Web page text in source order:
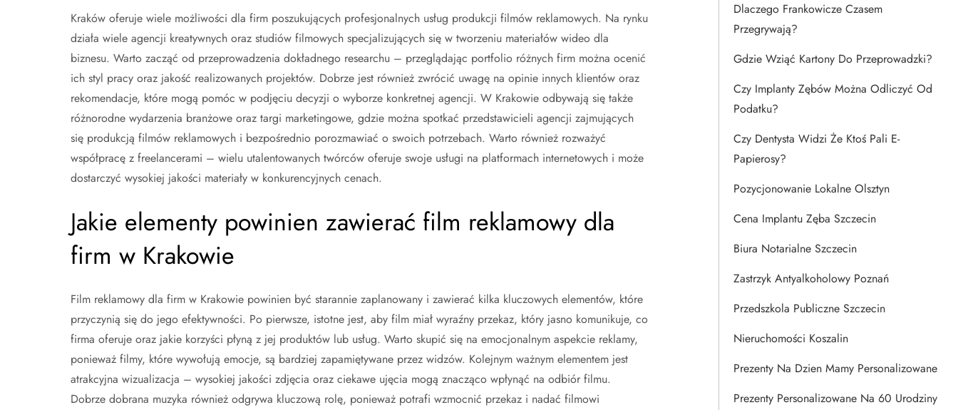
Kraków oferuje wiele możliwości dla firm poszukujących profesjonalnych usług produkcji filmów reklamowych. Na rynku
działa wiele agencji kreatywnych oraz studiów filmowych specjalizujących się w tworzeniu materiałów wideo dla
biznesu. Warto zacząć od przeprowadzenia dokładnego researchu – przeglądając portfolio różnych firm można ocenić
ich styl pracy oraz jakość realizowanych projektów. Dobrze jest również zwrócić uwagę na opinie innych klientów oraz
rekomendacje, które mogą pomóc w podjęciu decyzji o wyborze konkretnej agencji. W Krakowie odbywają się także
różnorodne wydarzenia branżowe oraz targi marketingowe, gdzie można spotkać przedstawicieli agencji zajmujących
się produkcją filmów reklamowych i bezpośrednio porozmawiać o swoich potrzebach. Warto również rozważyć
współpracę z freelancerami – wielu utalentowanych twórców oferuje swoje usługi na platformach internetowych i może
dostarczyć wysokiej jakości materiały w konkurencyjnych cenach.
Jakie elementy powinien zawierać film reklamowy dla
firm w Krakowie
Film reklamowy dla firm w Krakowie powinien być starannie zaplanowany i zawierać kilka kluczowych elementów, które
przyczynią się do jego efektywności. Po pierwsze, istotne jest, aby film miał wyraźny przekaz, który jasno komunikuje, co
firma oferuje oraz jakie korzyści płyną z jej produktów lub usług. Warto skupić się na emocjonalnym aspekcie reklamy,
ponieważ filmy, które wywołują emocje, są bardziej zapamiętywane przez widzów. Kolejnym ważnym elementem jest
atrakcyjna wizualizacja – wysokiej jakości zdjęcia oraz ciekawe ujęcia mogą znacząco wpłynąć na odbiór filmu.
Dobrze dobrana muzyka również odgrywa kluczową rolę, ponieważ potrafi wzmocnić przekaz i nadać filmowi
Dlaczego Frankowicze Czasem
Przegrywają?
Gdzie Wziąć Kartony Do Przeprowadzki?
Czy Implanty Zębów Można Odliczyć Od
Podatku?
Czy Dentysta Widzi Że Ktoś Pali E-
Papierosy?
Pozycjonowanie Lokalne Olsztyn
Cena Implantu Zęba Szczecin
Biura Notarialne Szczecin
Zastrzyk Antyalkoholowy Poznań
Przedszkola Publiczne Szczecin
Nieruchomości Koszalin
Prezenty Na Dzien Mamy Personalizowane
Prezenty Personalizowane Na 60 Urodziny